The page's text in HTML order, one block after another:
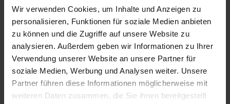
Wir verwenden Cookies, um Inhalte und Anzeigen zu
personalisieren, Funktionen für soziale Medien anbieten
zu können und die Zugriffe auf unsere Website zu
analysieren. Außerdem geben wir Informationen zu Ihrer
Verwendung unserer Website an unsere Partner für
soziale Medien, Werbung und Analysen weiter. Unsere
Partner führen diese Informationen möglicherweise mit
weiteren Daten zusammen, die Sie ihnen bereitgestellt
14 Tage Bedenkzeit
Produktbeschreibung
Cosy Slipper für die comfy Season. Die Außenseite der
camelfarbenen Schlappen ist aus Veloursleder
gearbeitet, die Innenseite ist mit Wolle gefüttert. Die
Schuhe haben rote Stickerei-Details und eine 4 cm